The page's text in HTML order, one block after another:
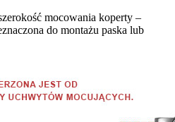
mocowania koperty –
do montażu paska lub